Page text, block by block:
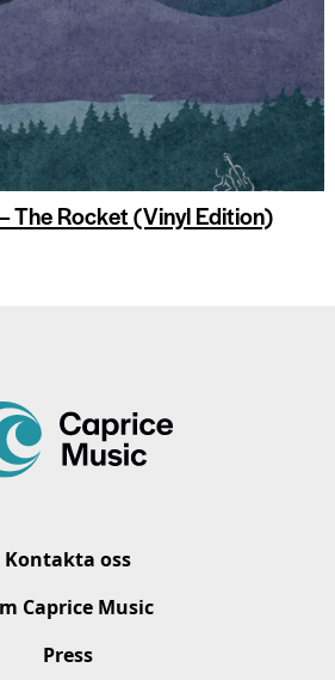
The Rocket (Vinyl Edition)
Kontakta oss
Caprice Music
Press